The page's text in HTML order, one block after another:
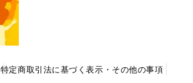
特定商取引法に基づく表示・その他の事項